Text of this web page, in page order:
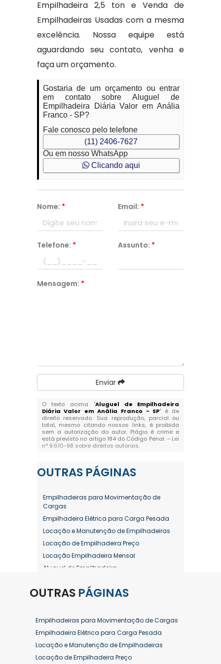
Empilhadeira 2,5 ton e Venda de
Empilhadeiras Usadas com a mesma
excelência. Nossa equipe está
aguardando seu contato, venha e
faça um orçamento.
Gostaria de um orçamento ou entrar
em contato sobre Aluguel de
Empilhadeira Diária Valor em Anália
Franco - SP?
Fale conosco pelo telefone
(11) 2406-7627
Ou em nosso WhatsApp
Clicando aqui
Nome: * Email: *
Telefone: * Assunto: *
Mensagem: *
Enviar
O texto acima "Aluguel de Empilhadeira
Diária Valor em Anália Franco - SP" é de
direito reservado. Sua reprodução, parcial ou
total, mesmo citando nossos links, é proibida
sem a autorização do autor. Plágio é crime e
está previsto no artigo 184 do Código Penal. – Lei
n° 9.610-98 sobre direitos autorais.
OUTRAS PÁGINAS
Empilhadeiras para Movimentação de
Cargas
Empilhadeira Elétrica para Carga Pesada
Locação e Manutenção de Empilhadeiras
Locação de Empilhadeira Preço
Locação Empilhadeira Mensal
Aluguel de Empilhadeira
Aluguel de Empilhadeira Diária Valor
Aluguel de Empilhadeira Elétrica Preço
Aluguel de Empilhadeira Mensal
Aluguel de Empilhadeira Preço
Aluguel de Empilhadeira Valor
OUTRAS PÁGINAS
Empilhadeiras para Movimentação de Cargas
Empilhadeira Elétrica para Carga Pesada
Locação e Manutenção de Empilhadeiras
Locação de Empilhadeira Preço